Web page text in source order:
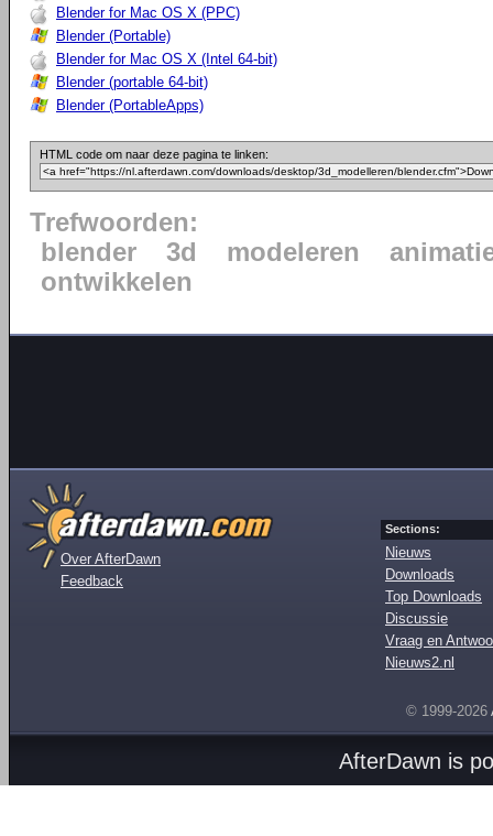
Blender for Mac OS X (PPC)
Blender (Portable)
Blender for Mac OS X (Intel 64-bit)
Blender (portable 64-bit)
Blender (PortableApps)
HTML code om naar deze pagina te linken:
Trefwoorden:
blender
3d modeleren
ontwikkelen
Over AfterDawn
Feedback
Sections:
Nieuws
Downloads
Top Downloads
Discussie
Vraag en
Nieuws2.nl
© 1999-2026
AfterDawn is